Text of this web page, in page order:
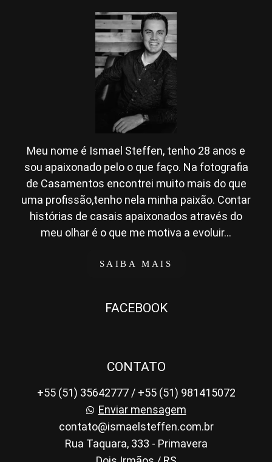
Meu nome é Ismael Steffen, tenho 28 anos e
sou apaixonado pelo o que faço. Na fotografia
de Casamentos encontrei muito mais do que
uma profissão,tenho nela minha paixão. Contar
histórias de casais apaixonados através do
meu olhar é o que me motiva a evoluir...
SAIBA MAIS
FACEBOOK
CONTATO
+55 (51) 35642777 / +55 (51) 981415072
Enviar mensagem
contato@ismaelsteffen.com.br
Rua Taquara, 333 - Primavera